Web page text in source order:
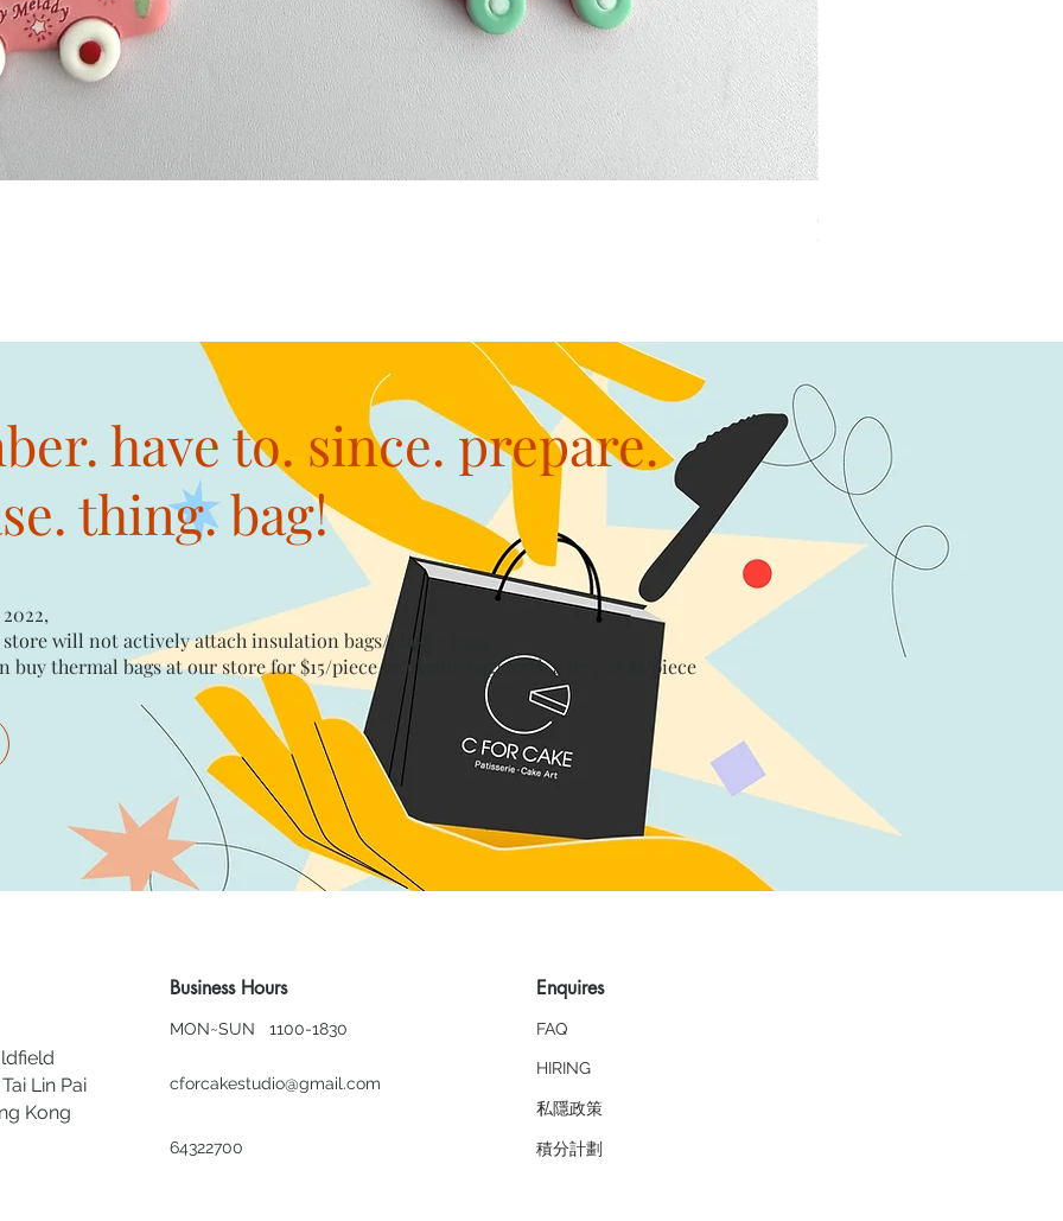
have to. since. prepare.
thing. bag!
will not actively attach insulation bags/plastic bags​
buy thermal bags at our store for $15/piece​ or plastic bags with a levy of $1/piece
Lin Pai
Kong
Business Hours
MON~SUN 1100-1830
cforcakestudio@gmail.com
64322700
Enquires
FAQ
HIRING
私隱政策
​積分計劃